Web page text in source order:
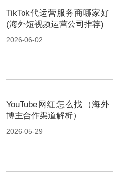
TikTok代运营服务商哪家好
(海外短视频运营公司推荐)
2026-06-02
YouTube网红怎么找（海外
博主合作渠道解析）
2026-05-29